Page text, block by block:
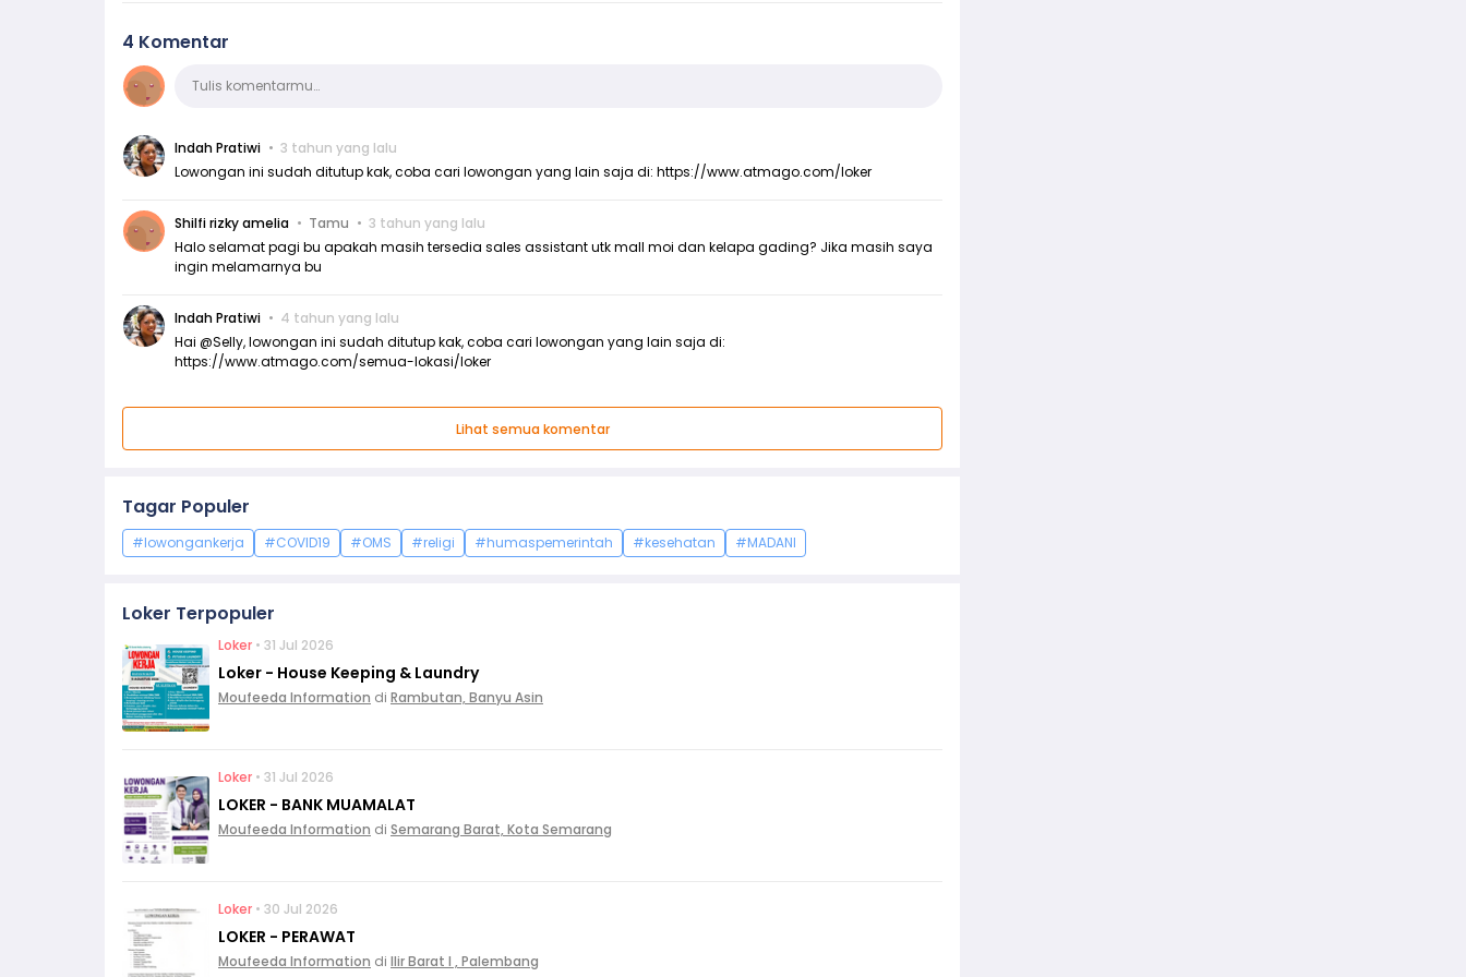
4 Komentar
KomentarTulis komentarmu…
Indah Pratiwi
3 tahun yang lalu
Lowongan ini sudah ditutup kak, coba cari lowongan yang lain saja di: https://www.atmago.com/loker
Shilfi rizky amelia Tamu
3 tahun yang lalu
Halo selamat pagi bu apakah masih tersedia sales assistant utk mall moi dan kelapa gading? Jika masih saya
ingin melamarnya bu
Indah Pratiwi
4 tahun yang lalu
Hai @Selly, lowongan ini sudah ditutup kak, coba cari lowongan yang lain saja di:
https://www.atmago.com/semua-lokasi/loker
Lihat semua komentar
Tagar Populer
#lowongankerja #COVID19 #OMS #religi #humaspemerintah #kesehatan #MADANI
Loker Terpopuler
Loker • 31 Jul 2026
Loker - House Keeping & Laundry
Moufeeda Information di Rambutan, Banyu Asin
Loker • 31 Jul 2026
LOKER - BANK MUAMALAT
Moufeeda Information di Semarang Barat, Kota Semarang
Loker • 30 Jul 2026
LOKER - PERAWAT
Moufeeda Information di Ilir Barat I , Palembang